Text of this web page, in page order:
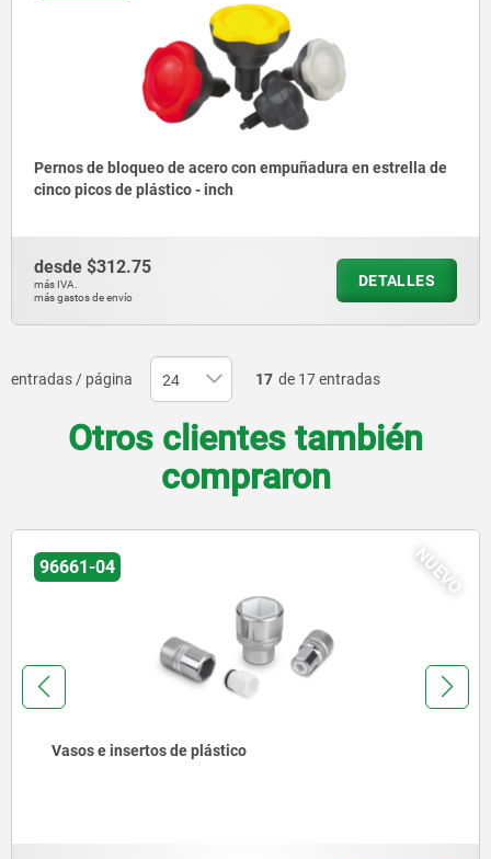
Pernos de bloqueo de acero con empuñadura en estrella de
cinco picos de plástico - inch
desde $312.75
más IVA.
más gastos de envío
DETALLES
entradas / página 17 de 17 entradas
Otros clientes también
compraron
NUEVO
96661-04
Vasos e insertos de plástico